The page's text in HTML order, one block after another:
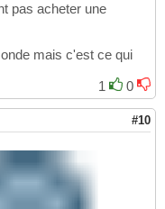
pas acheter une
mais c'est ce qui
1
0
#10